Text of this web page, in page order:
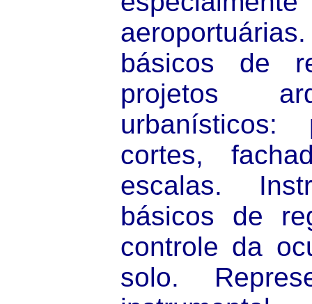
básicos de
projetos
urbanísticos:
cortes,
escalas.
básicos de
controle da
solo.